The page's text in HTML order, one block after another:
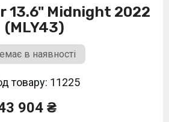
13.6" Midnight 2022
(MLY43)
в наявності
товару: 11225
904 ₴